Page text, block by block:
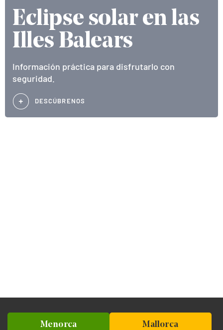
Eclipse solar en las
Illes Balears
Información práctica para disfrutarlo con
seguridad.
DESCÚBRENOS
Menorca Mallorca